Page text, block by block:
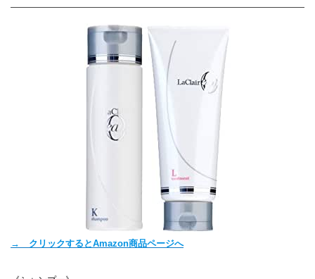
→ クリックするとAmazon商品ページへ